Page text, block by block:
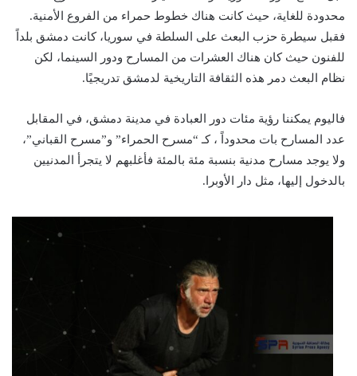
محدودة للغاية، حيث كانت هناك خطوط حمراء من الفروع الأمنية.
فقبل سيطرة حزب البعث على السلطة في سوريا، كانت دمشق بلداً
للفنون حيث كان هناك العشرات من المسارح ودور السينما، لكن
نظام البعث دمر هذه الثقافة التاريخية لدمشق تدريجيًا.
فاليوم يمكننا رؤية مئات دور العبادة في مدينة دمشق، في المقابل
عدد المسارح بات محدوداً ، كـ “مسرح الحمراء” و”مسرح القباني”،
ولا يوجد مسارح مدنية بنسبة مئة بالمئة فأغلبهم لا يتجرأ المدنيين
بالدخول إليها، مثل دار الأوبرا.